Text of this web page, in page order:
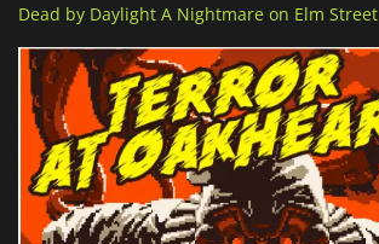
Dead by Daylight A Nightmare on Elm Street